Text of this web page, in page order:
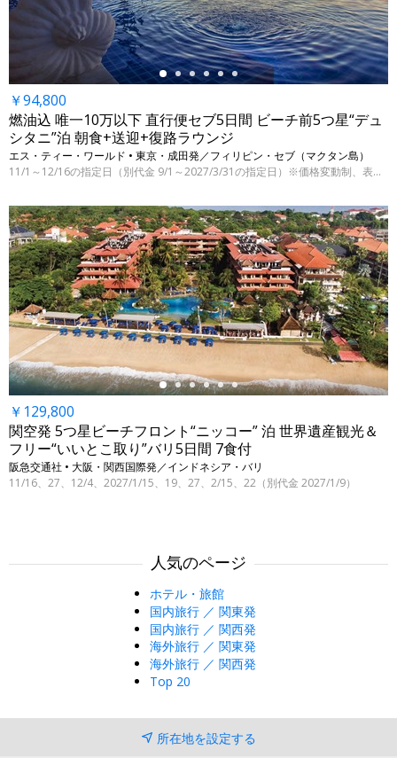
￥94,800
燃油込 唯一10万以下 直行便セブ5日間 ビーチ前5つ星“デュ
シタニ”泊 朝食+送迎+復路ラウンジ
エス・ティー・ワールド • 東京・成田発／フィリピン・セブ（マクタン島）
11/1～12/16の指定日（別代金 9/1～2027/3/31の指定日）※価格変動制、表示代金は8/5 9:00時点
←
￥129,800
関空発 5つ星ビーチフロント“ニッコー” 泊 世界遺産観光＆
フリー“いいとこ取り”バリ5日間 7食付
阪急交通社 • 大阪・関西国際発／インドネシア・バリ
11/16、27、12/4、2027/1/15、19、27、2/15、22（別代金 2027/1/9）
人気のページ
ホテル・旅館
国内旅行 ／ 関東発
国内旅行 ／ 関西発
海外旅行 ／ 関東発
海外旅行 ／ 関西発
Top 20
所在地を設定する